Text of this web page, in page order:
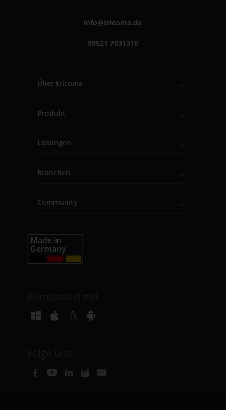
info@tricoma.de
09521 7031310
Über tricoma
Produkt
Lösungen
Branchen
Community